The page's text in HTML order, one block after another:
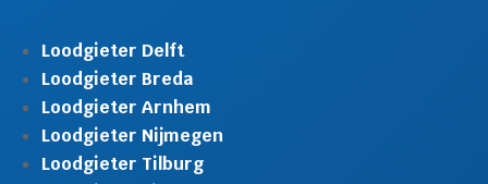
Loodgieter Delft
Loodgieter Breda
Loodgieter Arnhem
Loodgieter Nijmegen
Loodgieter Tilburg